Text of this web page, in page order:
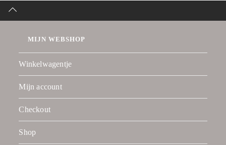
MIJN WEBSHOP
Winkelwagentje
Mijn account
Checkout
Shop